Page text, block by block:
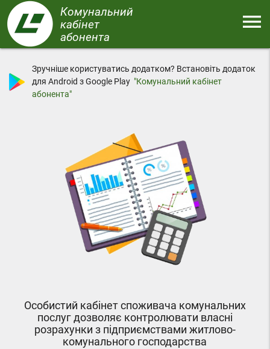
Перейти
до
основного
вмісту
Комунальний
кабінет
абонента
menu
Зручніше користуватись додатком? Встановіть додаток
для Android з Google Play "Комунальний кабінет
абонента"
Особистий кабінет споживача комунальних
послуг дозволяє контролювати власні
розрахунки з підприємствами житлово-
комунального господарства